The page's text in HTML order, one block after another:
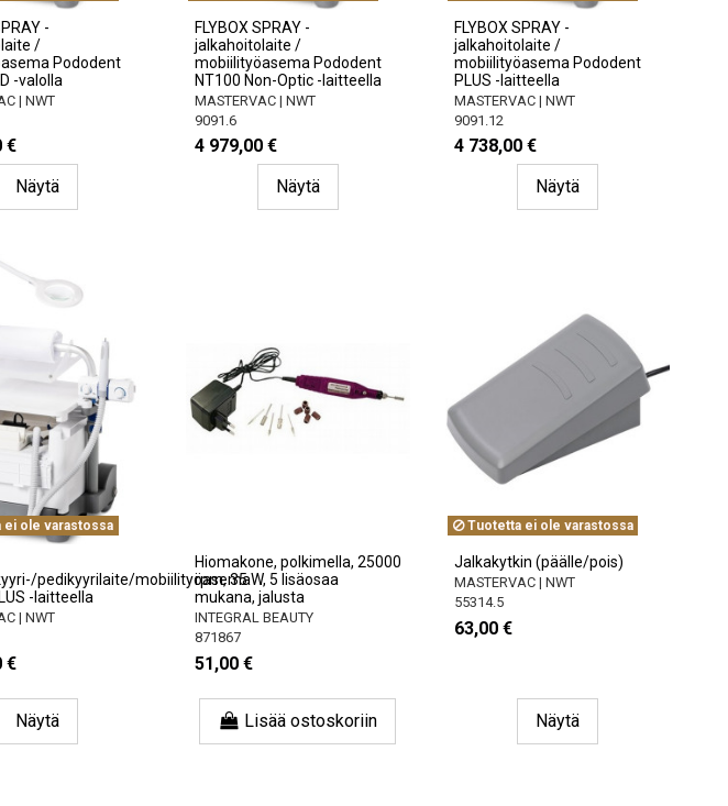
-
/
Pododent
-valolla
| NWT
€
Näytä
FLYBOX SPRAY -
jalkahoitolaite /
mobiilityöasema Pododent
NT100 Non-Optic -laitteella
MASTERVAC | NWT
9091.6
4 979,00 €
Näytä
FLYBOX SPRAY -
jalkahoitolaite /
mobiilityöasema Pododent
PLUS -laitteella
MASTERVAC | NWT
9091.12
4 738,00 €
Näytä
ole varastossa
pedikyyrilaite/mobiilityöasema
-laitteella
| NWT
€
Näytä
Hiomakone, polkimella, 25000
rpm, 35 W, 5 lisäosaa
mukana, jalusta
INTEGRAL BEAUTY
871867
51,00 €
Lisää ostoskoriin
Tuotetta ei ole varastossa
Jalkakytkin (päälle/pois)
MASTERVAC | NWT
55314.5
63,00 €
Näytä